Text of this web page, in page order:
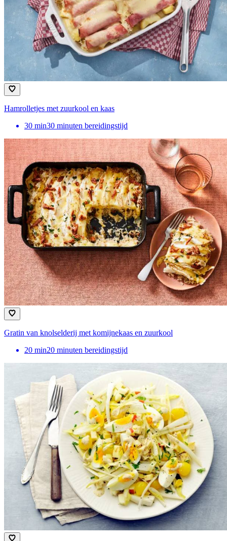
Hamrolletjes met zuurkool en kaas
30 min30 minuten bereidingstijd
Gratin van knolselderij met komijnekaas en zuurkool
20 min20 minuten bereidingstijd